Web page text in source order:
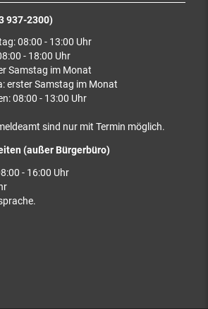
937-2300)
08:00 - 13:00 Uhr
- 18:00 Uhr
Samstag im Monat
erster Samstag im Monat
08:00 - 13:00 Uhr
sind nur mit Termin möglich.
(außer Bürgerbüro)
- 16:00 Uhr